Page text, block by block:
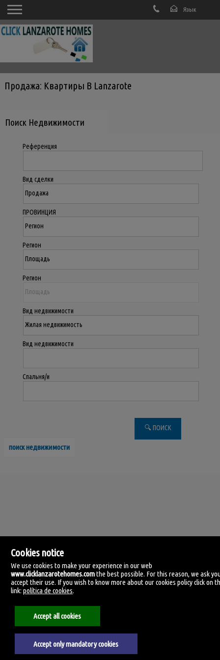
Продажа: Квартиры В Lanzarote
Поиск Недвижимости
Референция
Вид сделки
ПРОВИНЦИЯ
Регион
Регион
Вид недвижимости
Вид недвижимости
Спальня/и
поиск недвижимости
Click Lanzarote Homes
C/ Velamen, 42
+34.606.434.060
Aviso legal
Cookies notice
We use cookies to make your experience in our web
www.clicklanzarotehomes.comthe best possible. For this reason, we ask
accept their use. If you wish to know more about our cookies policy click on
link:política de cookies.
Accept all cookies
Accept only mandatory cookies